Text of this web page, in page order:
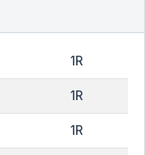
1R
1R
1R